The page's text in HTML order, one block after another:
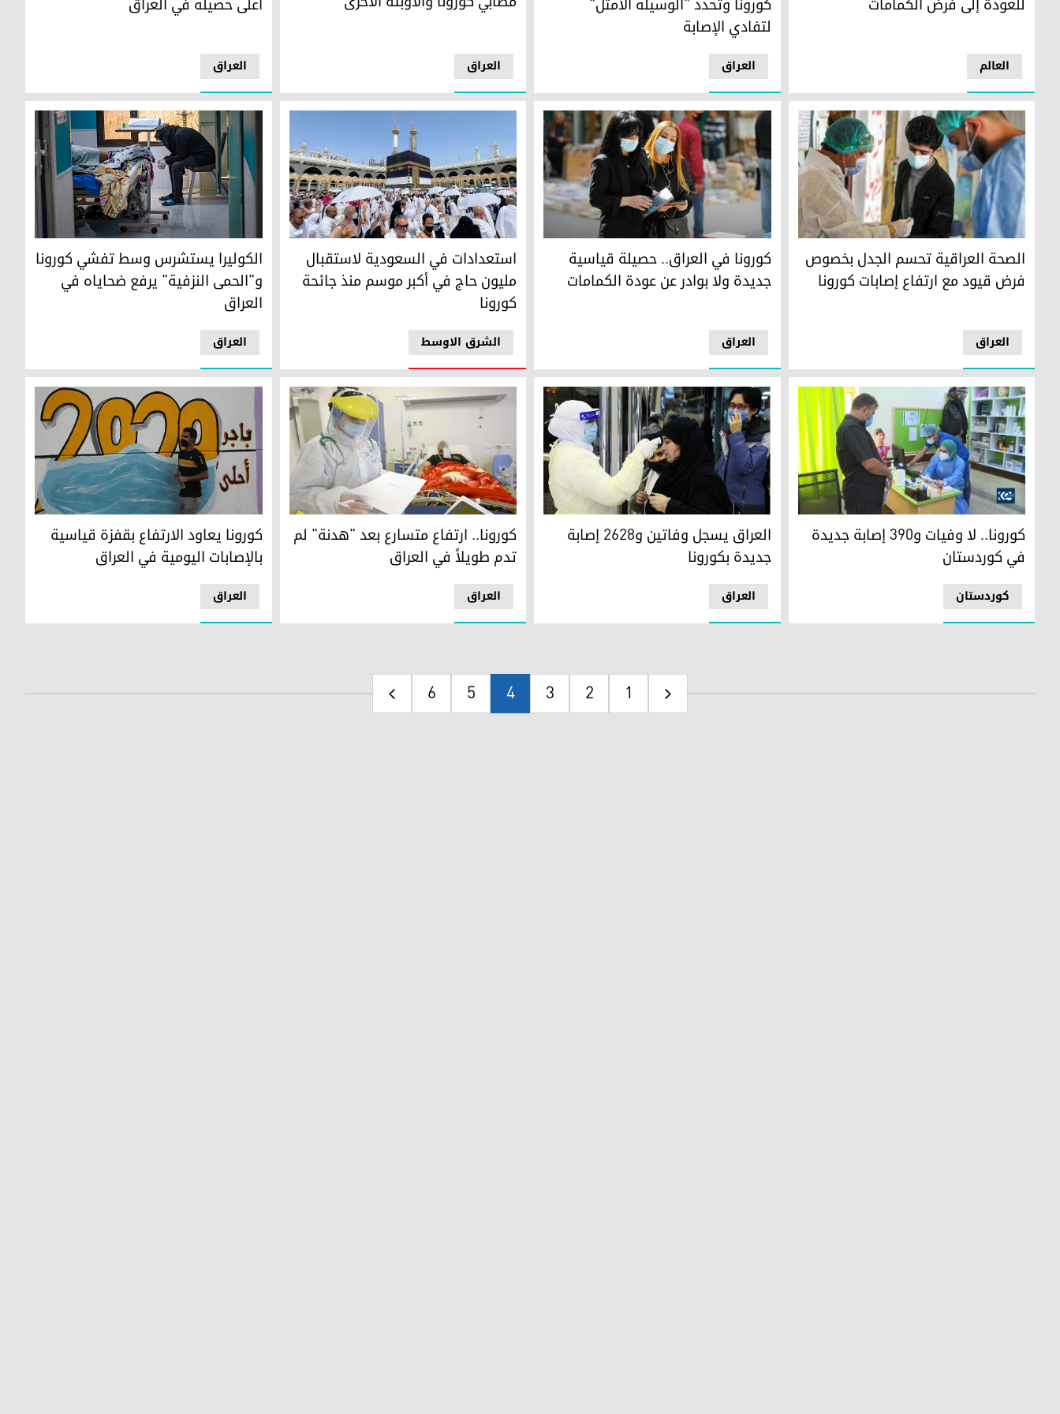
العالم العراق
لتفادي الإصابة
العراق العراق
الصحة العراقية تحسم الجدل بخصوص فرض قيود مع ارتفاع إصابات كورونا
العراق
الصحة العراقية تحسم الجدل بخصوص
فرض قيود مع ارتفاع إصابات كورونا
لا توجد أي بوادر في الوقت الراهن لعودة الكمامات - صورة: رويترز
العراق
كورونا في العراق.. حصيلة قياسية
جديدة ولا بوادر عن عودة الكمامات
حجاج يطوفون حول الكعبة ويصلون بالمسجد الحرام، بعد أن منعت المملكة المسافرين الأجانب خلال العامين
الشرق الاوسط
استعدادات في السعودية لاستقبال
مليون حاج في أكبر موسم منذ جائحة
كورونا
يكافح العراق موجة قاسية من كورونا مع تفشي
العراق
الكوليرا يستشرس وسط تفشي كورونا
و"الحمى النزفية" يرفع ضحاياه في
العراق
كورونا.. لا وفيات و390 إصابة جديدة في كوردستان
کوردستان
كورونا.. لا وفيات و390 إصابة جديدة
في كوردستان
العراق يسجل وفاتين و2628 إصابة جديدة بكورونا
العراق
العراق يسجل وفاتين و2628 إصابة
جديدة بكورونا
صورة أرشيفية
العراق
كورونا.. ارتفاع متسارع بعد "هدنة" لم
تدم طويلاً في العراق
شهد عدد الإصابات اليومي في العراق ارتفاعاً
العراق
كورونا يعاود الارتفاع بقفزة قياسية
بالإصابات اليومية في العراق
1
2
3
4
5
6